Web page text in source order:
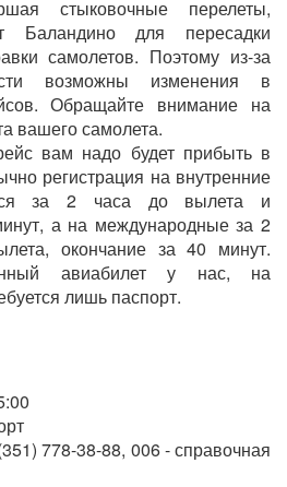
стыковочные перелеты,
Баландино для пересадки
самолетов. Поэтому из-за
возможны изменения в
Обращайте внимание на
вашего самолета.
вам надо будет прибыть в
регистрация на внутренние
за 2 часа до вылета и
а на международные за 2
окончание за 40 минут.
авиабилет у нас, на
лишь паспорт.
778-38-88, 006 - справочная